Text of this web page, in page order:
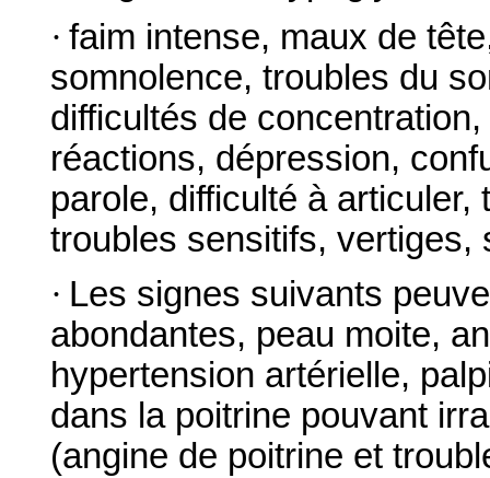
· faim intense, maux de
somnolence, troubles du
difficultés de
réactions, dépression,
parole, difficulté à
troubles sensitifs, vertiges,
· Les signes suivants
abondantes, peau moite,
hypertension artérielle,
dans la poitrine pouvant
(angine de poitrine et